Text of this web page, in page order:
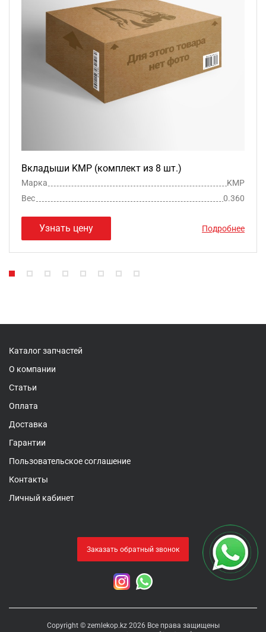
Вкладыши KMP (комплект из 8 шт.)
Марка
KMP
Вес
0.360
Узнать цену Подробнее
Каталог запчастей
О компании
Статьи
Оплата
Доставка
Гарантии
Пользовательское соглашение
Контакты
Личный кабинет
Заказать обратный звонок
Copyright © zemlekop.kz 2026 Все права защищены